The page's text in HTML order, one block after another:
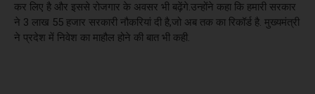
कर लिए है और इससे रोजगार के अवसर भी बढ़ेंगे.उन्होंने कहा कि हमारी सरकार
ने 3 लाख 55 हजार सरकारी नौकरियां दी है,जो अब तक का रिकॉर्ड है. मुख्यमंत्री
ने प्रदेश में निवेश का माहौल होने की बात भी कही.